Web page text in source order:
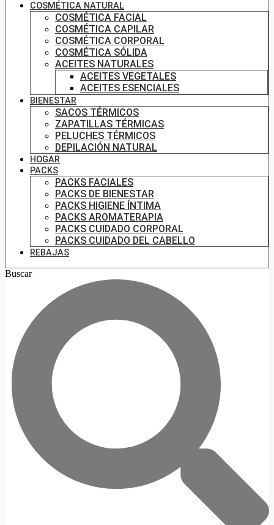
COSMÉTICA NATURAL
COSMÉTICA FACIAL
COSMÉTICA CAPILAR
COSMÉTICA CORPORAL
COSMÉTICA SÓLIDA
ACEITES NATURALES
ACEITES VEGETALES
ACEITES ESENCIALES
BIENESTAR
SACOS TÉRMICOS
ZAPATILLAS TÉRMICAS
PELUCHES TÉRMICOS
DEPILACIÓN NATURAL
HOGAR
PACKS
PACKS FACIALES
PACKS DE BIENESTAR
PACKS HIGIENE ÍNTIMA
PACKS AROMATERAPIA
PACKS CUIDADO CORPORAL
PACKS CUIDADO DEL CABELLO
REBAJAS
Buscar